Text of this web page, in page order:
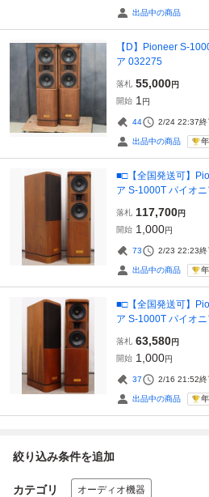
出品中の商品
【D】Pioneer S-
ア 032275
落札 55,000円
開始 1 円
44 2/24 22:37終
出品中の商品
■□【全国発送可】
ア S-1000T パイオ
落札 117,700円
開始 1,000円
73 2/23 22:23終
出品中の商品
■□【全国発送可】
ア S-1000T パイオ
落札 63,580円
開始 1,000円
37 2/16 21:52終
出品中の商品
絞り込み条件を追加
カテゴリ オーディオ機器